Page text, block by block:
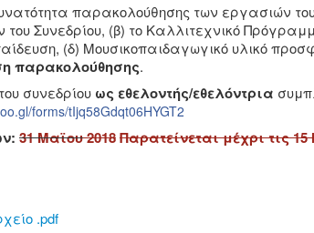
παρακολούθησης των εργασιών
Συνεδρίου, (β) το Καλλιτεχνικό
(δ) Μουσικοπαιδαγωγικό υλικό
παρακολούθησης.
συνεδρίου ως εθελοντής/εθελόντρια
forms/tIjq58Gdqt06HYGT2
31 Μαϊου2018Παρατείνεται μέχρι τις 15
.pdf